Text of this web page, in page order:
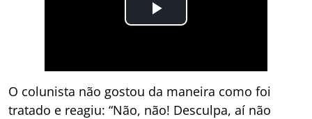
O colunista não gostou da maneira como foi
tratado e reagiu: “Não, não! Desculpa, aí não